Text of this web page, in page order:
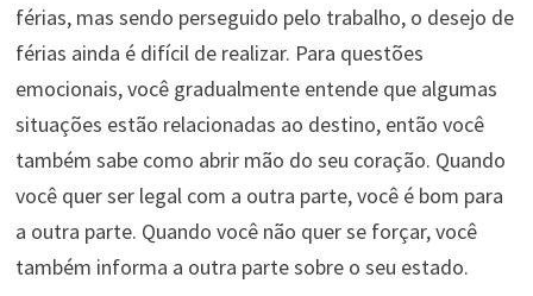
férias, mas sendo perseguido pelo trabalho, o desejo de
férias ainda é difícil de realizar. Para questões
emocionais, você gradualmente entende que algumas
situações estão relacionadas ao destino, então você
também sabe como abrir mão do seu coração. Quando
você quer ser legal com a outra parte, você é bom para
a outra parte. Quando você não quer se forçar, você
também informa a outra parte sobre o seu estado.